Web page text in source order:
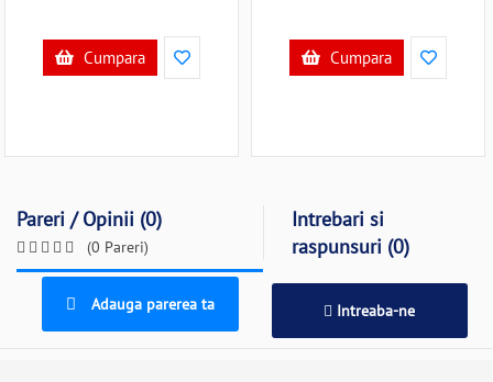
Cumpara Cumpara
Pareri / Opinii (0)
(0 Pareri)
Intrebari si
raspunsuri (0)
Adauga parerea ta Intreaba-ne